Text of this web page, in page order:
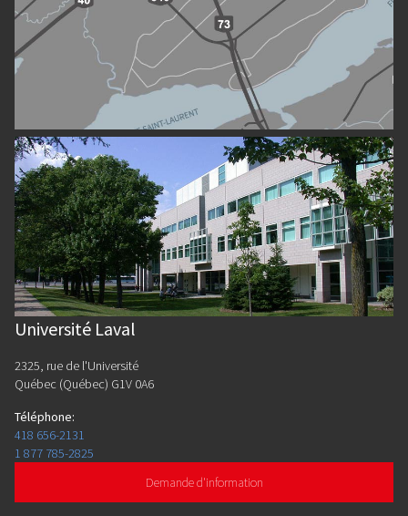
Université Laval
2325, rue de l'Université
Québec (Québec) G1V 0A6
Téléphone:
418 656-2131
1 877 785-2825
Demande d'information